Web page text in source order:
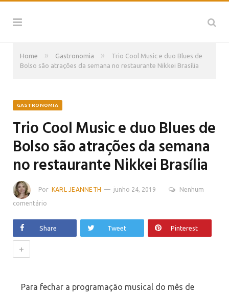
Home » Gastronomia »
Trio Cool Music e duo Blues de
Bolso são atrações da semana no restaurante Nikkei Brasília
GASTRONOMIA
Trio Cool Music e duo Blues de
Bolso são atrações da semana
no restaurante Nikkei Brasília
Por KARL JEANNETH junho 24, 2019 Nenhum
comentário
Share Tweet Pinterest
+
Para fechar a programação musical do mês de